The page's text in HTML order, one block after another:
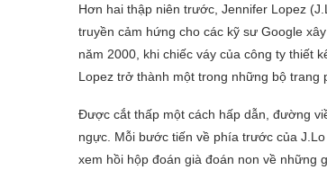
Hơn hai thập niên trước, Jennifer Lopez
truyền cảm hứng cho các kỹ sư Google
năm 2000, khi chiếc váy của công ty thiết
Lopez trở thành một trong những bộ trang
Được cắt thấp một cách hấp dẫn, đường
ngực. Mỗi bước tiến về phía trước của
xem hồi hộp đoán già đoán non về những